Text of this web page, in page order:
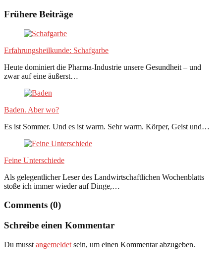
Frühere Beiträge
Erfahrungsheilkunde: Schafgarbe
Heute dominiert die Pharma-Industrie unsere Gesundheit – und
zwar auf eine äußerst…
Baden. Aber wo?
Es ist Sommer. Und es ist warm. Sehr warm. Körper, Geist und…
Feine Unterschiede
Als gelegentlicher Leser des Landwirtschaftlichen Wochenblatts
stoße ich immer wieder auf Dinge,…
Comments (0)
Schreibe einen Kommentar
Du musst angemeldet sein, um einen Kommentar abzugeben.